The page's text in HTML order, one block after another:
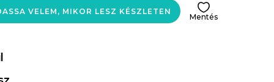
VELEM, MIKOR LESZ KÉSZLETEN
Mentés